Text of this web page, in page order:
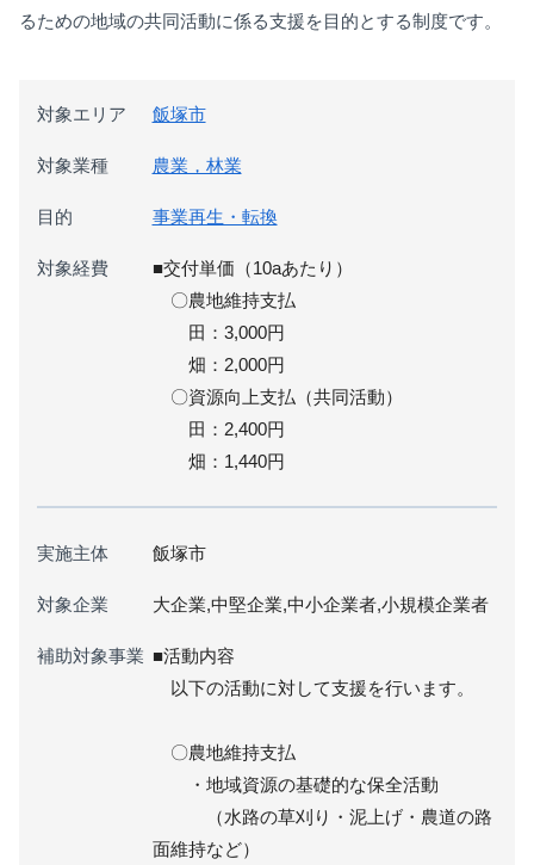
るための地域の共同活動に係る支援を目的とする制度です。
対象エリア 飯塚市
対象業種 農業，林業
目的 事業再生・転換
対象経費
■交付単価（10aあたり）
〇農地維持支払
田：3,000円
畑：2,000円
〇資源向上支払（共同活動）
田：2,400円
畑：1,440円
実施主体 飯塚市
対象企業 大企業,中堅企業,中小企業者,小規模企業者
補助対象事業 ■活動内容
以下の活動に対して支援を行います。
〇農地維持支払
・地域資源の基礎的な保全活動
（水路の草刈り・泥上げ・農道の路
面維持など）